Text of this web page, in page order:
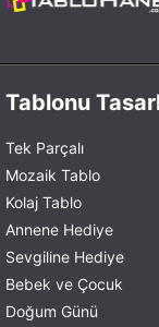
Tablonu
Tek Parçalı
Mozaik Tablo
Kolaj Tablo
Annene Hediye
Sevgiline Hediye
Bebek ve Çocuk
Doğum Günü